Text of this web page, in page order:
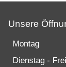
Unsere
Montag
Dienstag -